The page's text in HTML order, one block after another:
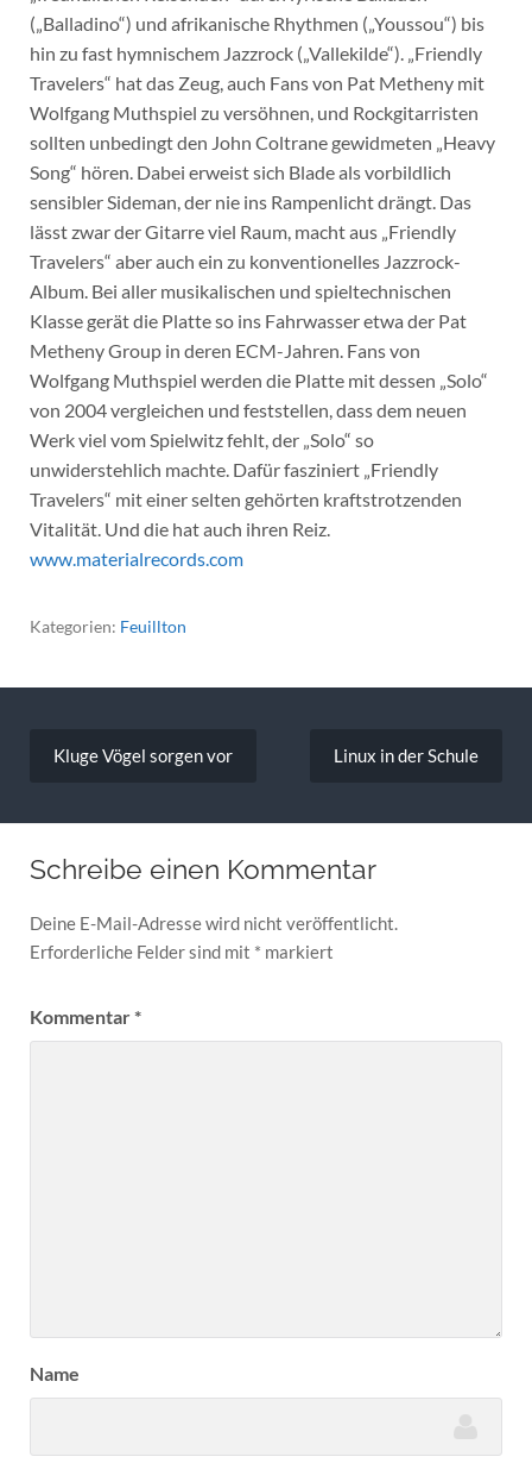
(„Balladino“) und afrikanische Rhythmen („Youssou“) bis
hin zu fast hymnischem Jazzrock („Vallekilde“). „Friendly
Travelers“ hat das Zeug, auch Fans von Pat Metheny mit
Wolfgang Muthspiel zu versöhnen, und Rockgitarristen
sollten unbedingt den John Coltrane gewidmeten „Heavy
Song“ hören. Dabei erweist sich Blade als vorbildlich
sensibler Sideman, der nie ins Rampenlicht drängt. Das
lässt zwar der Gitarre viel Raum, macht aus „Friendly
Travelers“ aber auch ein zu konventionelles Jazzrock-
Album. Bei aller musikalischen und spieltechnischen
Klasse gerät die Platte so ins Fahrwasser etwa der Pat
Metheny Group in deren ECM-Jahren. Fans von
Wolfgang Muthspiel werden die Platte mit dessen „Solo“
von 2004 vergleichen und feststellen, dass dem neuen
Werk viel vom Spielwitz fehlt, der „Solo“ so
unwiderstehlich machte. Dafür fasziniert „Friendly
Travelers“ mit einer selten gehörten kraftstrotzenden
Vitalität. Und die hat auch ihren Reiz.
www.materialrecords.com
Kategorien: Feuillton
Kluge Vögel sorgen vor Linux in der Schule
Schreibe einen Kommentar
Deine E-Mail-Adresse wird nicht veröffentlicht.
Erforderliche Felder sind mit * markiert
Kommentar*
Name